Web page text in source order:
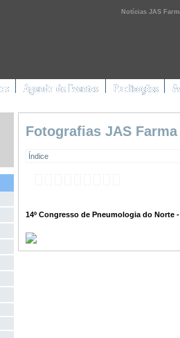
Notícias JAS
Fotografias JAS
Índice
14º Congresso de Pneumologia do Norte -